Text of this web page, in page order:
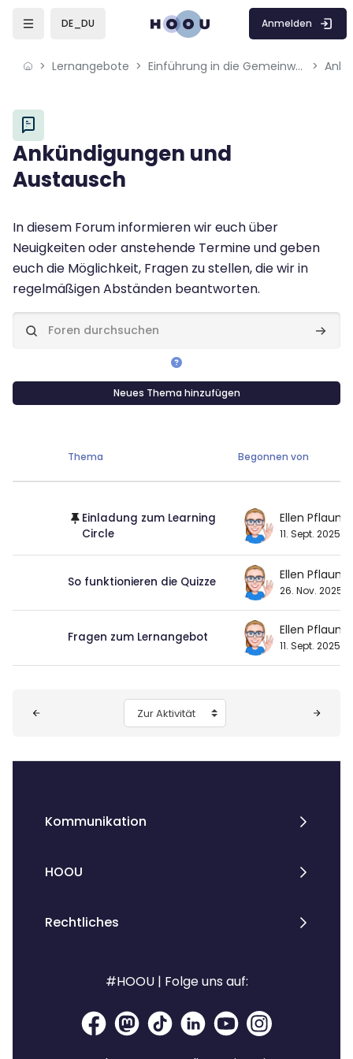
Skip to sidebar navigation menu
Skip to mobile navigation menu
DE_DU Anmelden
Lernangebote Einführung in die Gemeinwohl-Ökonomie (GWÖ)
Blöcke
Ankündigungen und
Austausch
Blöcke
Abschlussbedingungen
In diesem Forum informieren wir euch über
Neuigkeiten oder anstehende Termine und geben
euch die Möglichkeit, Fragen zu stellen, die wir in
regelmäßigen Abständen beantworten.
Foren durchsuchen
Neues Thema hinzufügen
Thema Begonnen von
Einladung zum Learning
Circle
Ellen Pflaum
11. Sept. 2025
So funktionieren die Quizze Ellen Pflaum
26. Nov. 2025
Fragen zum Lernangebot Ellen Pflaum
11. Sept. 2025
Zur Aktivität
Kommunikation
HOOU
Rechtliches
#HOOU | Folge uns auf: